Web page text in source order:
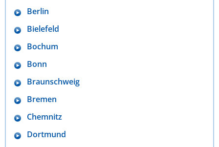
Berlin
Bielefeld
Bochum
Bonn
Braunschweig
Bremen
Chemnitz
Dortmund